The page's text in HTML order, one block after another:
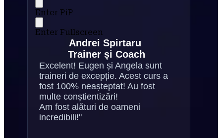
Excelent! Eugen și Angela sunt
traineri de excepție. Acest curs a
fost 100% neașteptat! Au fost
multe conștientizări!
Am fost alături de oameni
incredibili!"
Andrei Spirtaru
Trainer și Coach
Enter PiP
Enter Fullscreen